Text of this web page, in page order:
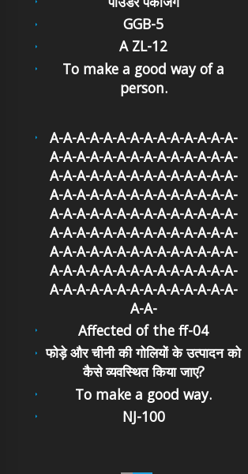
GGB-5
A ZL-12
To make a good way of a
person.
A-A-A-A-A-A-A-A-A-A-A-A-A-A-
A-A-A-A-A-A-A-A-A-A-A-A-A-A-
A-A-A-A-A-A-A-A-A-A-A-A-A-A-
A-A-A-A-A-A-A-A-A-A-A-A-A-A-
A-A-A-A-A-A-A-A-A-A-A-A-A-A-
A-A-A-A-A-A-A-A-A-A-A-A-A-A-
A-A-A-A-A-A-A-A-A-A-A-A-A-A-
A-A-A-A-A-A-A-A-A-A-A-A-A-A-
A-A-A-A-A-A-A-A-A-A-A-A-A-A-
A-A-
Affected of the ff-04
फोड़े और चीनी की गोलियों के उत्पादन को
कैसे व्यवस्थित किया जाए?
To make a good way.
NJ-100